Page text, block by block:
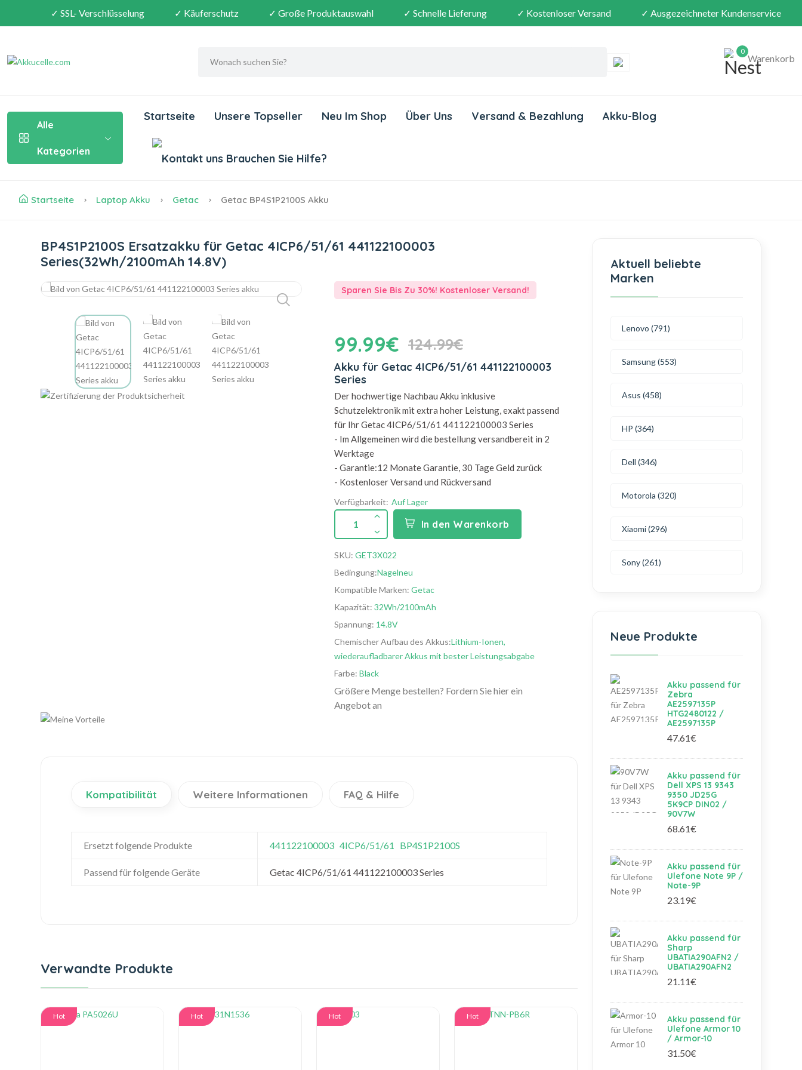
✓ SSL- Verschlüsselung ✓ Käuferschutz ✓ Große Produktauswahl ✓ Schnelle Lieferung ✓ Kostenloser Versand ✓ Ausgezeichneter Kundenservice
0
Warenkorb
Alle
Kategorien
Startseite Unsere Topseller Neu Im Shop Über Uns Versand & Bezahlung Akku-Blog
Brauchen Sie Hilfe?
Startseite Laptop Akku Getac Getac BP4S1P2100S Akku
BP4S1P2100S Ersatzakku für Getac 4ICP6/51/61 441122100003
Series(32Wh/2100mAh 14.8V)
Sparen Sie Bis Zu 30%! Kostenloser Versand!
99.99€ 124.99€
Akku für Getac 4ICP6/51/61 441122100003
Series
Der hochwertige Nachbau Akku inklusive
Schutzelektronik mit extra hoher Leistung, exakt passend
für Ihr Getac 4ICP6/51/61 441122100003 Series
- Im Allgemeinen wird die bestellung versandbereit in 2
Werktage
- Garantie:12 Monate Garantie, 30 Tage Geld zurück
- Kostenloser Versand und Rückversand
Verfügbarkeit: Auf Lager
1 In den Warenkorb
SKU: GET3X022
Bedingung:Nagelneu
Kompatible Marken: Getac
Kapazität: 32Wh/2100mAh
Spannung: 14.8V
Chemischer Aufbau des Akkus:Lithium-Ionen,
wiederaufladbarer Akkus mit bester Leistungsabgabe
Farbe: Black
Größere Menge bestellen? Fordern Sie hier ein
Angebot an
Kompatibilität Weitere Informationen FAQ & Hilfe
Ersetzt folgende Produkte 441122100003 4ICP6/51/61 BP4S1P2100S
Passend für folgende Geräte Getac 4ICP6/51/61 441122100003 Series
Verwandte Produkte
Hot Hot Hot Hot
Aktuell beliebte
Marken
Lenovo (791)
Samsung (553)
Asus (458)
HP (364)
Dell (346)
Motorola (320)
Xiaomi (296)
Sony (261)
Neue Produkte
Akku passend für
Zebra
AE2597135P
HTG2480122 /
AE2597135P
47.61€
Akku passend für
Dell XPS 13 9343
9350 JD25G
5K9CP DIN02 /
90V7W
68.61€
Akku passend für
Ulefone Note 9P /
Note-9P
23.19€
Akku passend für
Sharp
UBATIA290AFN2 /
UBATIA290AFN2
21.11€
Akku passend für
Ulefone Armor 10
/ Armor-10
31.50€